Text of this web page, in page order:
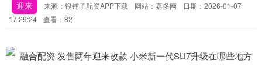
迎来 来源：银铺子配资APP下载 网站：嘉多网
日期：2026-01-07
17:29:24
查看：82